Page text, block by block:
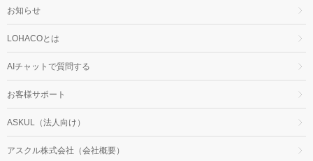
お知らせ
LOHACOとは
AIチャットで質問する
お客様サポート
ASKUL（法人向け）
アスクル株式会社（会社概要）